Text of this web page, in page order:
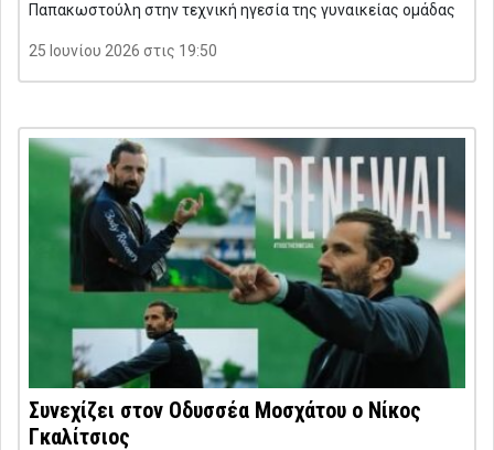
Παπακωστούλη στην τεχνική ηγεσία της γυναικείας ομάδας
25 Ιουνίου 2026 στις 19:50
Συνεχίζει στον Οδυσσέα Μοσχάτου ο Νίκος
Γκαλίτσιος